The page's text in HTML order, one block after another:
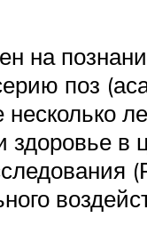
на
поз
здоровье